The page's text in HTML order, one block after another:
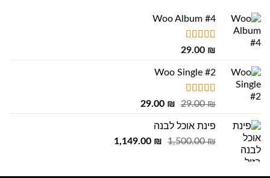
Woo Album #4
דורג5.00
29.00 ₪
Woo Single #2
דורג4.75
29.00₪
המחיר
היה:
29.00 ₪.
29.00 ₪
המחיר
29.00 ₪.
פינת אוכל לבנה
1,500.00₪
המחיר
1,149.00 ₪
המחיר